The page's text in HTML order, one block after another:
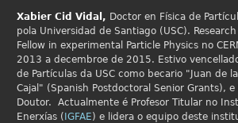
Xabier Cid Vidal, Doctor en Física de
pola Universidad de Santiago (USC). Research
Fellow in experimental Particle Physics no
2013 a decembroe de 2015. Estivo
de Partículas da USC como becario "Juan de
Cajal" (Spanish Postdoctoral Senior Grants),
Doutor. Actualmente é Profesor Titular no
Enerxías ( IGFAE) e lidera o equipo deste